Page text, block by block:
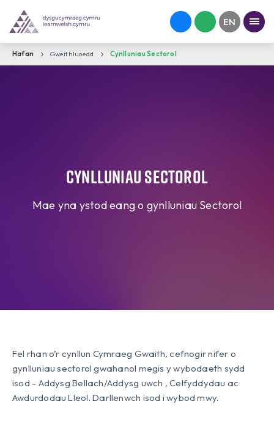
Hafan Gweithluoedd Cynlluniau Sectorol
Cynlluniau Sectorol
Mae yna ystod eang o gynlluniau Sectorol
Fel rhan o’r cynllun Cymraeg Gwaith, cefnogir nifer o
gynlluniau sectorol gwahanol megis y wybodaeth sydd
isod - Addysg Bellach/Addysg uwch , Celfyddydau ac
Awdurdodau Lleol. Darllenwch isod i wybod mwy.